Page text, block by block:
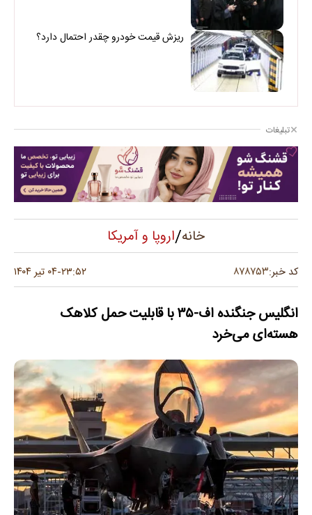
ریزش قیمت خودرو چقدر احتمال دارد؟
تبلیغات
خانه/اروپا و آمریکا
کد خبر:۸۷۸۷۵۳ ۲۳:۵۲-۰۴ تیر ۱۴۰۴
انگلیس جنگنده اف-۳۵ با قابلیت حمل کلاهک
هسته‌ای می‌خرد